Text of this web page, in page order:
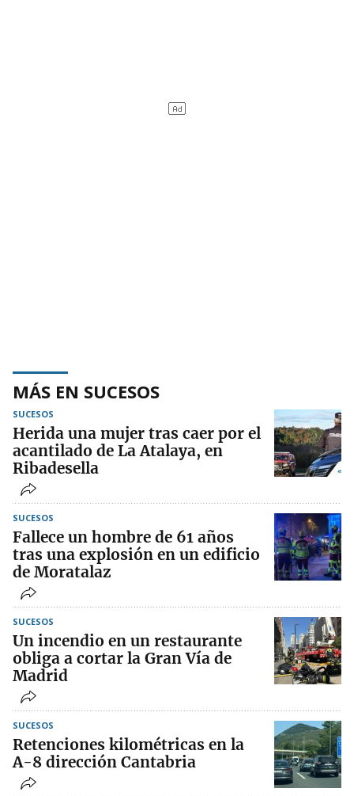
MÁS EN SUCESOS
SUCESOS
Herida una mujer tras caer por el
acantilado de La Atalaya, en
Ribadesella
SUCESOS
Fallece un hombre de 61 años
tras una explosión en un edificio
de Moratalaz
SUCESOS
Un incendio en un restaurante
obliga a cortar la Gran Vía de
Madrid
SUCESOS
Retenciones kilométricas en la
A-8 dirección Cantabria